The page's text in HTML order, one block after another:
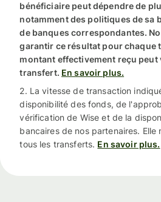
bénéficiaire peut dépendre de
notamment des politiques de sa
de banques correspondantes.
garantir ce résultat pour chaque
montant effectivement reçu peut
transfert. En savoir plus.
2. La vitesse de transaction
disponibilité des fonds, de
vérification de Wise et de la
bancaires de nos partenaires.
tous les transferts. En savoir plus.